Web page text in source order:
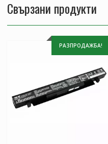
Свързани продукти
РАЗПРОДАЖБА!